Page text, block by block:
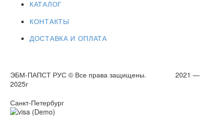
КАТАЛОГ
КОНТАКТЫ
ДОСТАВКА И ОПЛАТА
ЭБМ-ПАПСТ РУС © Все права защищены. 2021 —
2025г
Санкт-Петербург